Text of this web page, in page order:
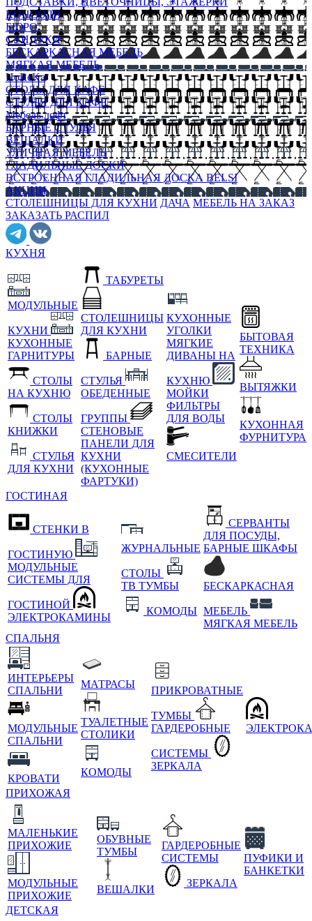
КОНСОЛИ
БЮРО
СУНДУКИ
БЕСКАРКАСНАЯ МЕБЕЛЬ
МЯГКАЯ МЕБЕЛЬ
HoReKa
СТОЛЫ ДЛЯ КАФЕ
СТУЛЬЯ ДЛЯ КАФЕ
Мебель лофт
БАРНЫЕ СТУЛЬЯ
ВЕШАЛКИ
УЛИЧНАЯ МЕБЕЛЬ
ГЛАДИЛЬНЫЕ ДОСКИ
ВСТРОЕННАЯ ГЛАДИЛЬНАЯ ДОСКА BELSI
АКЦИИ
СТОЛЕШНИЦЫ ДЛЯ КУХНИ ДАЧА МЕБЕЛЬ НА ЗАКАЗ
ЗАКАЗАТЬ РАСПИЛ
КУХНЯ
МОДУЛЬНЫЕ
КУХНИ
КУХОННЫЕ
ГАРНИТУРЫ
СТОЛЫ
НА КУХНЮ
СТОЛЫ
КНИЖКИ
СТУЛЬЯ
ДЛЯ КУХНИ
ТАБУРЕТЫ
СТОЛЕШНИЦЫ
ДЛЯ КУХНИ
БАРНЫЕ
СТУЛЬЯ
ОБЕДЕННЫЕ
ГРУППЫ
СТЕНОВЫЕ
ПАНЕЛИ ДЛЯ
КУХНИ
(КУХОННЫЕ
ФАРТУКИ)
КУХОННЫЕ
УГОЛКИ
МЯГКИЕ
ДИВАНЫ НА
КУХНЮ
МОЙКИ
ФИЛЬТРЫ
ДЛЯ ВОДЫ
СМЕСИТЕЛИ
БЫТОВАЯ
ТЕХНИКА
ВЫТЯЖКИ
КУХОННАЯ
ФУРНИТУРА
ГОСТИНАЯ
СТЕНКИ В
ГОСТИНУЮ
МОДУЛЬНЫЕ
СИСТЕМЫ ДЛЯ
ГОСТИНОЙ
ЭЛЕКТРОКАМИНЫ
ЖУРНАЛЬНЫЕ
СТОЛЫ
ТВ ТУМБЫ
КОМОДЫ
СЕРВАНТЫ
ДЛЯ ПОСУДЫ,
БАРНЫЕ ШКАФЫ
БЕСКАРКАСНАЯ
МЕБЕЛЬ
МЯГКАЯ МЕБЕЛЬ
СПАЛЬНЯ
ИНТЕРЬЕРЫ
СПАЛЬНИ
МОДУЛЬНЫЕ
СПАЛЬНИ
КРОВАТИ
МАТРАСЫ
ТУАЛЕТНЫЕ
СТОЛИКИ
КОМОДЫ
ПРИКРОВАТНЫЕ
ТУМБЫ
ГАРДЕРОБНЫЕ
СИСТЕМЫ
ЗЕРКАЛА
ПРИХОЖАЯ
МАЛЕНЬКИЕ
ПРИХОЖИЕ
МОДУЛЬНЫЕ
ПРИХОЖИЕ
ОБУВНЫЕ
ТУМБЫ
ВЕШАЛКИ
ГАРДЕРОБНЫЕ
СИСТЕМЫ
ЗЕРКАЛА
ПУФИКИ И
БАНКЕТКИ
ДЕТСКАЯ